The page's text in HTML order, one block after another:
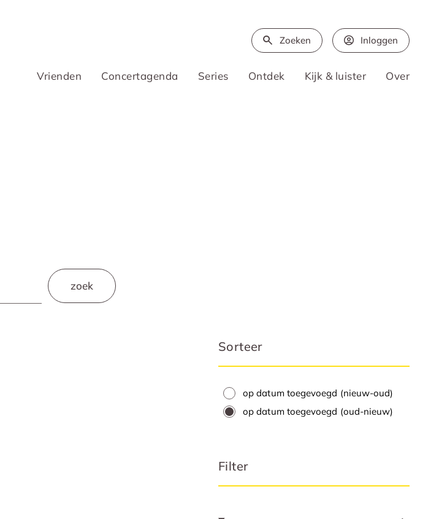
Zoeken Inloggen
Vrienden Concertagenda Series Ontdek Kijk & luister Over
zoek
Sorteer
op datum toegevoegd (nieuw-oud)
op datum toegevoegd (oud-nieuw)
Filter